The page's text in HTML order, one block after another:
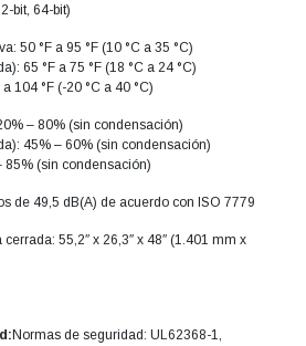
bit, 64-bit)
50 °F a 95 °F (10 °C a 35 °C)
65 °F a 75 °F (18 °C a 24 °C)
104 °F (-20 °C a 40 °C)
– 80% (sin condensación)
45% – 60% (sin condensación)
(sin condensación)
de 49,5 dB(A) de acuerdo con ISO 7779
cerrada: 55,2″ x 26,3″ x 48″ (1.401 mm x
Normas de seguridad: UL62368-1,